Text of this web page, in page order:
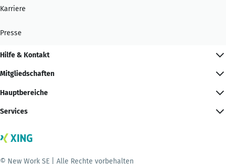
Karriere
Presse
Hilfe & Kontakt
Mitgliedschaften
Hauptbereiche
Services
© New Work SE | Alle Rechte vorbehalten